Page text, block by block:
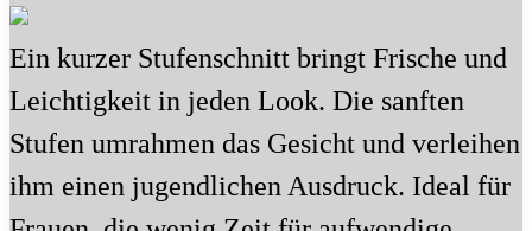
Ein kurzer Stufenschnitt bringt Frische und
Leichtigkeit in jeden Look. Die sanften
Stufen umrahmen das Gesicht und verleihen
ihm einen jugendlichen Ausdruck. Ideal für